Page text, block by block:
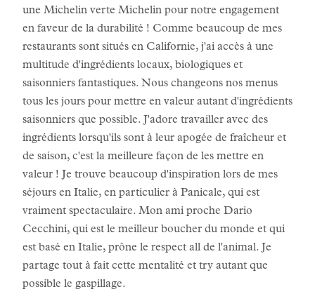
une Michelin verte Michelin pour notre engagement
en faveur de la durabilité ! Comme beaucoup de mes
restaurants sont situés en Californie, j'ai accès à une
multitude d'ingrédients locaux, biologiques et
saisonniers fantastiques. Nous changeons nos menus
tous les jours pour mettre en valeur autant d'ingrédients
saisonniers que possible. J'adore travailler avec des
ingrédients lorsqu'ils sont à leur apogée de fraîcheur et
de saison, c'est la meilleure façon de les mettre en
valeur ! Je trouve beaucoup d'inspiration lors de mes
séjours en Italie, en particulier à Panicale, qui est
vraiment spectaculaire. Mon ami proche Dario
Cecchini, qui est le meilleur boucher du monde et qui
est basé en Italie, prône le respect all de l'animal. Je
partage tout à fait cette mentalité et try autant que
possible le gaspillage.